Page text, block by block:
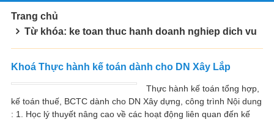
Trang chủ
Từ khóa: ke toan thuc hanh doanh nghiep dich vu
Khoá Thực hành kế toán dành cho DN Xây Lắp
Thực hành kế toán tổng hợp,
kế toán thuế, BCTC dành cho DN Xây dựng, công trình Nội dung
: 1. Học lý thuyết nâng cao về các hoạt động liên quan đến kế